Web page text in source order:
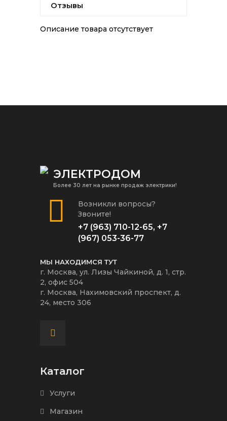
Отзывы
Описание товара отсутствует
ЭЛЕКТРОДОМ
Более 30 лет на рынке продаж электрики!
Возникли вопросы?
Звоните!
+7 (963) 710-12-65, +7
(967) 053-36-77
МЫ НАХОДИМСЯ ТУТ
г. Москва, ул. Лизы Чайкиной, д. 1, стр.
2, офис 504
г. Москва, Нахимовский проспект, д.
24, место 306
Каталог
Услуги
Магазин